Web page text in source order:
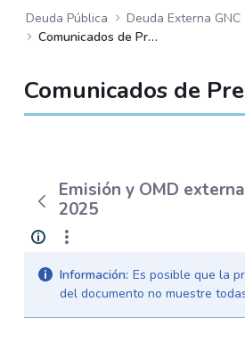
Deuda Pública
Deuda Externa GNC
Comunicados de Prensa
Comunicados de
Emisión y OMD
2025
Información: Es posible que la
del documento no muestre